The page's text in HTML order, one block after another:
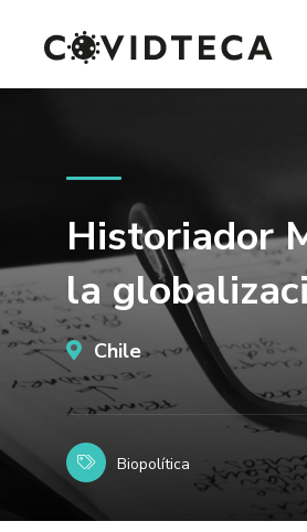
Historiador
la
Chile
Biopolítica